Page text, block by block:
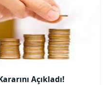
Açıkladı!